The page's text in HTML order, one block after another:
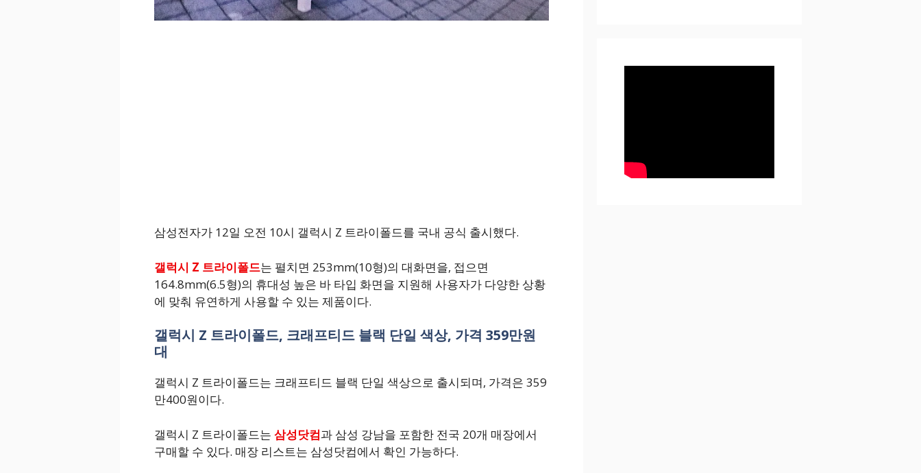
삼성전자가 12일 오전 10시 갤럭시 Z 트라이폴드를 국내 공식 출시했다.
갤럭시 Z 트라이폴드는 펼치면 253mm(10형)의 대화면을, 접으면
164.8mm(6.5형)의 휴대성 높은 바 타입 화면을 지원해 사용자가 다양한 상황
에 맞춰 유연하게 사용할 수 있는 제품이다.
갤럭시 Z 트라이폴드, 크래프티드 블랙 단일 색상, 가격 359만원
대
갤럭시 Z 트라이폴드는 크래프티드 블랙 단일 색상으로 출시되며, 가격은 359
만400원이다.
갤럭시 Z 트라이폴드는 삼성닷컴과 삼성 강남을 포함한 전국 20개 매장에서
구매할 수 있다. 매장 리스트는 삼성닷컴에서 확인 가능하다.